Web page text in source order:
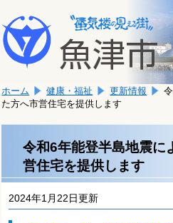
文
へ
移
ま
す。
こ
か
文
で
す。
ホーム 健康・福祉 更新情報
た方へ市営住宅を提供します
令和6年能登半島地震に
営住宅を提供します
2024年1月22日更新